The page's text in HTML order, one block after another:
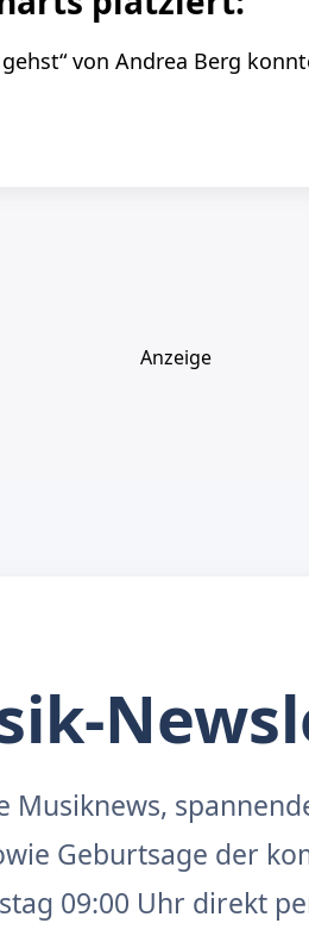
von Andrea Berg
Anzeige
Musiknews,
Geburtsage der
09:00 Uhr direkt